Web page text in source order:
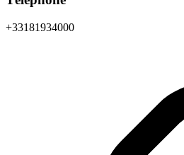
+33181934000